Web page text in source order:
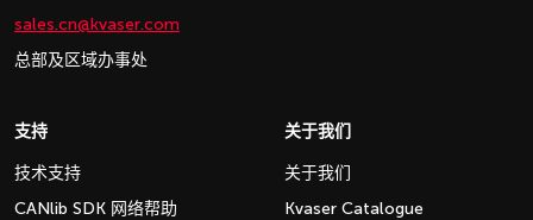
sales.cn@kvaser.com
总部及区域办事处
支持
技术支持
CANlib SDK 网络帮助
关于我们
关于我们
Kvaser Catalogue